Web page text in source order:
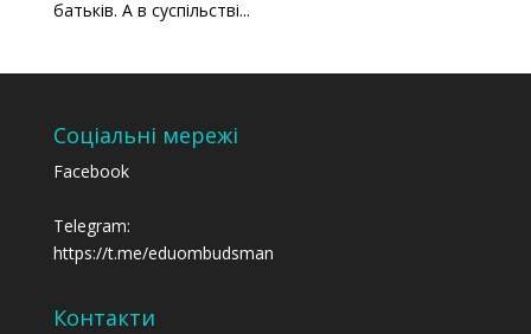
батьків. А в суспільстві...
Соціальні мережі
Facebook
Telegram:
https://t.me/eduombudsman
Контакти